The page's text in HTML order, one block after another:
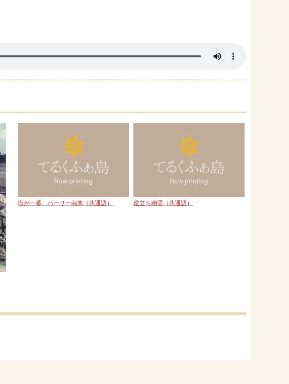
塩が一番 ハーリー由来（共通語） 逆立ち幽霊（共通語）